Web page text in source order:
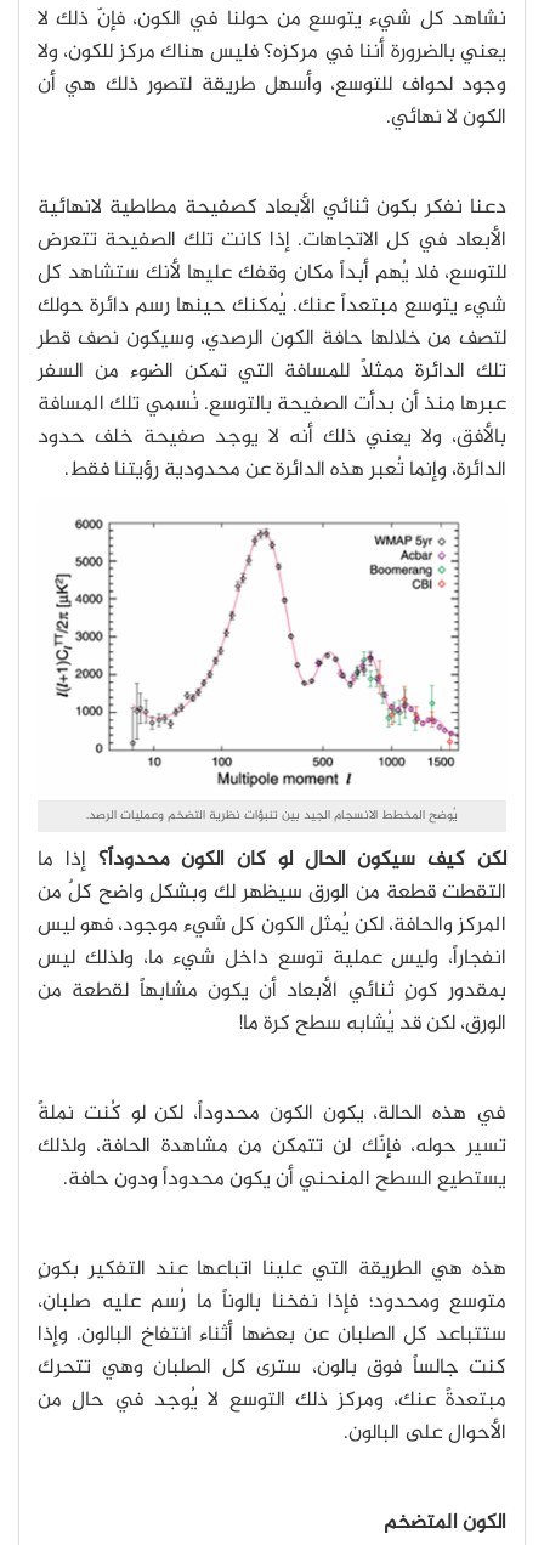
نشاهد كل شيء يتوسع من حولنا في الكون، فإنّ ذلك لا
يعني بالضرورة أننا في مركزه؟ فليس هناك مركز للكون، ولا
وجود لحواف للتوسع، وأسهل طريقة لتصور ذلك هي أن
الكون لا نهائي.
دعنا نفكر بكون ثنائي الأبعاد كصفيحة مطاطية لانهائية
الأبعاد في كل الاتجاهات. إذا كانت تلك الصفيحة تتعرض
للتوسع، فلا يُهم أبداً مكان وقفك عليها لأنك ستشاهد كل
شيء يتوسع مبتعداً عنك. يُمكنك حينها رسم دائرة حولك
لتصف من خلالها حافة الكون الرصدي، وسيكون نصف قطر
تلك الدائرة ممثلاً للمسافة التي تمكن الضوء من السفر
عبرها منذ أن بدأت الصفيحة بالتوسع. نُسمي تلك المسافة
بالأفق، ولا يعني ذلك أنه لا يوجد صفيحة خلف حدود
الدائرة، وإنما تُعبر هذه الدائرة عن محدودية رؤيتنا فقط.
يُوضح المخطط الانسجام الجيد بين تنبؤات نظرية التضخم وعمليات الرصد.
لكن كيف سيكون الحال لو كان الكون محدوداً؟إذا ما
التقطت قطعة من الورق سيظهر لك وبشكلٍ واضح كلٌ من
المركز والحافة، لكن يُمثل الكون كل شيء موجود، فهو ليس
انفجاراً، وليس عملية توسع داخل شيء ما، ولذلك ليس
بمقدور كونٍ ثنائي الأبعاد أن يكون مشابهاً لقطعة من
الورق، لكن قد يُشابه سطح كرة ما!
في هذه الحالة، يكون الكون محدوداً، لكن لو كُنت نملةً
تسير حوله، فإنّك لن تتمكن من مشاهدة الحافة، ولذلك
يستطيع السطح المنحني أن يكون محدوداً ودون حافة.
هذه هي الطريقة التي علينا اتباعها عند التفكير بكونٍ
متوسع ومحدود؛ فإذا نفخنا بالوناً ما رُسم عليه صلبان،
ستتباعد كل الصلبان عن بعضها أثناء انتفاخ البالون. وإذا
كنت جالساً فوق بالون، سترى كل الصلبان وهي تتحرك
مبتعدةً عنك، ومركز ذلك التوسع لا يُوجد في حالٍ من
الأحوال على البالون.
الكون المتضخم